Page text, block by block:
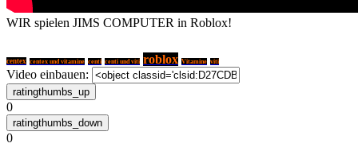
WIR spielen JIMS COMPUTER in Roblox!
centex centex und vitamine centi centi und viti roblox Vitamine viti
Video einbauen:
0
0